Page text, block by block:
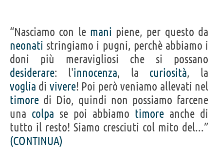
“Nasciamo con le mani piene, per questo da
neonati stringiamo i pugni, perchè abbiamo i
doni più meravigliosi che si possano
desiderare: l'innocenza, la curiosità, la
voglia di vivere! Poi però veniamo allevati nel
timore di Dio, quindi non possiamo farcene
una colpa se poi abbiamo timore anche di
tutto il resto! Siamo cresciuti col mito del...”
(CONTINUA)